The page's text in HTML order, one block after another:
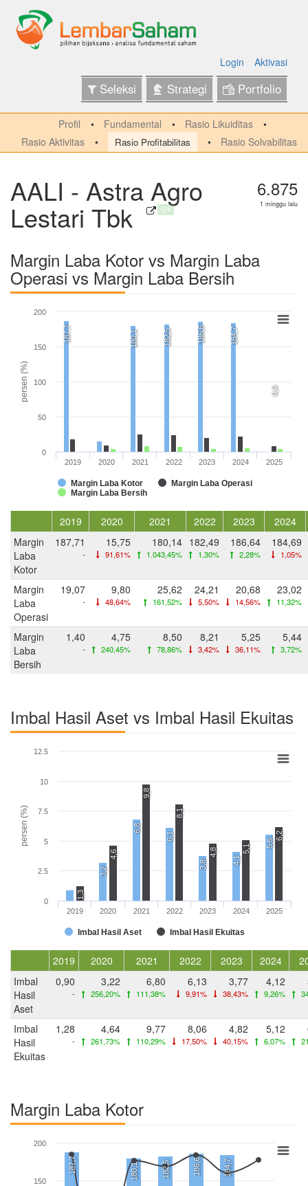
Login Aktivasi
Seleksi Strategi Portfolio
Profil Fundamental
Rasio Likuiditas
Rasio Aktivitas
Rasio Profitabilitas Rasio Solvabilitas
AALI - Astra Agro
Lestari Tbk Q4
6.875
1 minggu lalu
Margin Laba Kotor vs Margin Laba
Operasi vs Margin Laba Bersih
persen (%)
187,7 180,1 182,5 186,6 184,7
0,0
Margin Laba Kotor
Margin Laba Operasi
Margin Laba Bersih
2019 2020 2021 2022 2023 2024 2025
0
50
100
150
200
2019 2020 2021 2022 2023
2024
Margin
Laba
Kotor
187,71
-
15,75
91,61%
180,14
1.043,45%
182,49
1,30%
186,64
2,28%
184,69
1,05%
Margin
Laba
Operasi
19,07
-
9,80
48,64%
25,62
161,52%
24,21
5,50%
20,68
14,56%
23,02
11,32%
Margin
Laba
Bersih
1,40
-
4,75
240,45%
8,50
78,86%
8,21
3,42%
5,25
36,11%
5,44
3,72%
Imbal Hasil Aset vs Imbal Hasil Ekuitas
persen (%)
3,2
6,8
6,1
3,8 4,1
5,6
1,3
4,6
9,8
8,1
4,8 5,1
6,2
Imbal Hasil Aset Imbal Hasil Ekuitas
2019 2020 2021 2022 2023 2024 2025
0
2.5
5
7.5
10
12.5
2019 2020 2021 2022 2023 2024
Imbal
Hasil
Aset
0,90
-
3,22
256,20%
6,80
111,38%
6,13
9,91%
3,77
38,43%
4,12
9,26%
Imbal
Hasil
Ekuitas
1,28
-
4,64
261,73%
9,77
110,29%
8,06
17,50%
4,82
40,15%
5,12
6,07%
Margin Laba Kotor
187,7 180,1 182,5 186,6 184,7
150
200